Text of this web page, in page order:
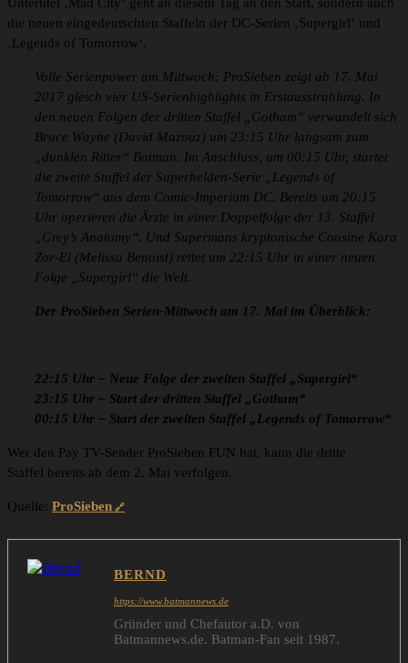
Untertitel ‚Mad City‘ geht an diesem Tag an den Start, sondern auch
die neuen eingedeutschten Staffeln der DC-Serien ‚Supergirl‘ und
‚Legends of Tomorrow‘.
Volle Serienpower am Mittwoch: ProSieben zeigt ab 17. Mai
2017 gleich vier US-Serienhighlights in Erstausstrahlung. In
den neuen Folgen der dritten Staffel „Gotham“ verwandelt sich
Bruce Wayne (David Mazouz) um 23:15 Uhr langsam zum
„dunklen Ritter“ Batman. Im Anschluss, um 00:15 Uhr, startet
die zweite Staffel der Superhelden-Serie „Legends of
Tomorrow“ aus dem Comic-Imperium DC. Bereits um 20:15
Uhr operieren die Ärzte in einer Doppelfolge der 13. Staffel
„Grey’s Anatomy“. Und Supermans kryptonische Cousine Kara
Zor-El (Melissa Benoist) rettet um 22:15 Uhr in einer neuen
Folge „Supergirl“ die Welt.
Der ProSieben Serien-Mittwoch am 17. Mai im Überblick:
22:15 Uhr – Neue Folge der zweiten Staffel „Supergirl“
23:15 Uhr – Start der dritten Staffel „Gotham“
00:15 Uhr – Start der zweiten Staffel „Legends of Tomorrow“
Wer den Pay TV-Sender ProSieben FUN hat, kann die dritte
Staffel bereits ab dem 2. Mai verfolgen.
Quelle: ProSieben
BERND
https://www.batmannews.de
Gründer und Chefautor a.D. von
Batmannews.de. Batman-Fan seit 1987.